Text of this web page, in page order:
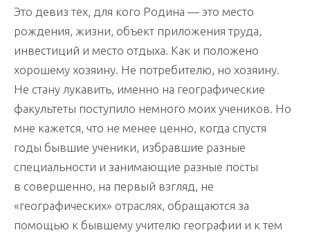
Это девиз тех, для кого Родина — это место
рождения, жизни, объект приложения труда,
инвестиций и место отдыха. Как и положено
хорошему хозяину. Не потребителю, но хозяину.
Не стану лукавить, именно на географические
факультеты поступило немного моих учеников. Но
мне кажется, что не менее ценно, когда спустя
годы бывшие ученики, избравшие разные
специальности и занимающие разные посты
в совершенно, на первый взгляд, не
«географических» отраслях, обращаются за
помощью к бывшему учителю географии и к тем